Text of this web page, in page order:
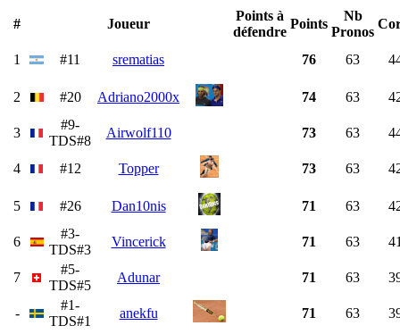
# Joueur
Points à
défendre
Points
Nb
Pronos
1 #11 srematias 76 63
2 #20 Adriano2000x 74 63
3
#9-
TDS#8
Airwolf110 73 63
4 #12 Topper 73 63
5 #26 Dan10nis 71 63
6
#3-
TDS#3
Vincerick 71 63
7
#5-
TDS#5
Adunar 71 63
-
#1-
TDS#1
anekfu 71 63